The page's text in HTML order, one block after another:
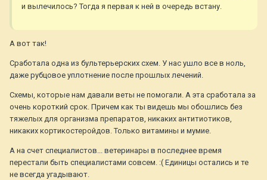
и вылечилось? Тогда я первая к ней в очередь встану.
А вот так!
Сработала одна из бультерьерских схем. У нас ушло все в ноль,
даже рубцовое уплотнение после прошлых лечений.
Схемы, которые нам давали веты не помогали. А эта сработала за
очень короткий срок. Причем как ты видешь мы обошлись без
тяжелых для организма препаратов, никаких антитиотиков,
никаких кортикостеройдов. Только витамины и мумие.
А на счет специалистов... ветеринары в последнее время
перестали быть специалистами совсем. :( Единицы остались и те
не всегда угадывают.